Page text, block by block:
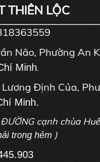
THIÊN LỘC
Não, Phường An
Minh.
Định Của,
Minh.
cạnh chùa Huê
trong hẻm )